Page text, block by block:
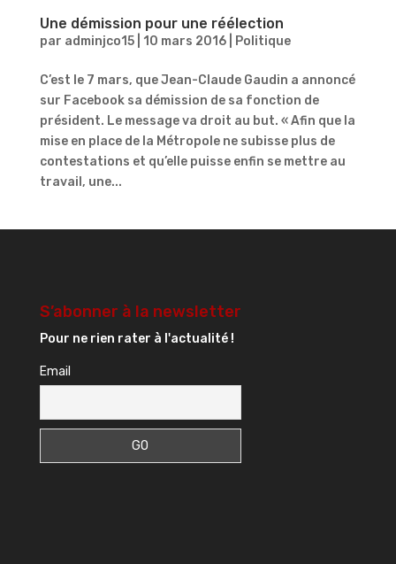
Une démission pour une réélection
par adminjco15| 10 mars 2016| Politique
C’est le 7 mars, que Jean-Claude Gaudin a annoncé
sur Facebook sa démission de sa fonction de
président. Le message va droit au but. « Afin que la
mise en place de la Métropole ne subisse plus de
contestations et qu’elle puisse enfin se mettre au
travail, une...
S’abonner à la newsletter
Pour ne rien rater à l'actualité !
Email